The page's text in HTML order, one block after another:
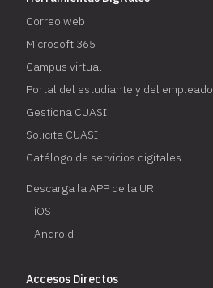
Correo web
Microsoft 365
Campus virtual
Portal del estudiante y del empleado
Gestiona CUASI
Solicita CUASI
Catálogo de servicios digitales
Descarga la APP de la UR
iOS
Android
Accesos Directos